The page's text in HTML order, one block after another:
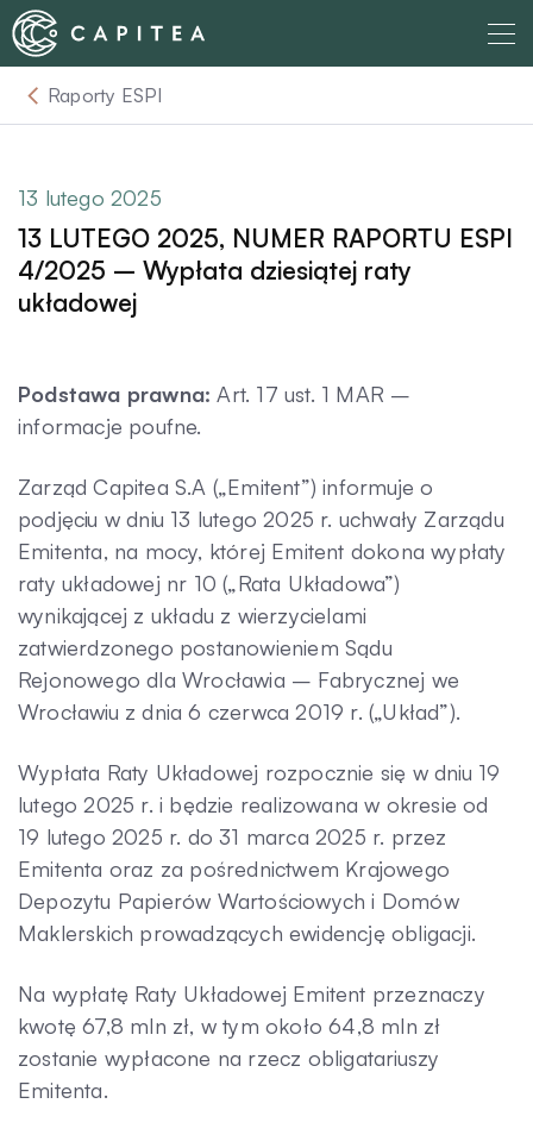
Skip
to
content
O nas
Dla Wierzyciela
Relacje Inwestorskie
Komunikaty
Aktualności
Kontakt
Raporty ESPI
13 lutego 2025
13 LUTEGO 2025, NUMER RAPORTU ESPI
4/2025 – Wypłata dziesiątej raty
układowej
Podstawa prawna: Art. 17 ust. 1 MAR –
informacje poufne.
Zarząd Capitea S.A („Emitent”) informuje o
podjęciu w dniu 13 lutego 2025 r. uchwały Zarządu
Emitenta, na mocy, której Emitent dokona wypłaty
raty układowej nr 10 („Rata Układowa”)
wynikającej z układu z wierzycielami
zatwierdzonego postanowieniem Sądu
Rejonowego dla Wrocławia – Fabrycznej we
Wrocławiu z dnia 6 czerwca 2019 r. („Układ”).
Wypłata Raty Układowej rozpocznie się w dniu 19
lutego 2025 r. i będzie realizowana w okresie od
19 lutego 2025 r. do 31 marca 2025 r. przez
Emitenta oraz za pośrednictwem Krajowego
Depozytu Papierów Wartościowych i Domów
Maklerskich prowadzących ewidencję obligacji.
Na wypłatę Raty Układowej Emitent przeznaczy
kwotę 67,8 mln zł, w tym około 64,8 mln zł
zostanie wypłacone na rzecz obligatariuszy
Emitenta.